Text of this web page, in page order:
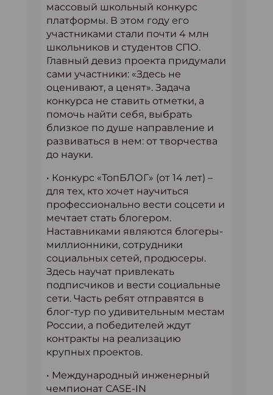
массовый школьный конкурс
платформы. В этом году его
участниками стали почти 4 млн
школьников и студентов СПО.
Главный девиз проекта придумали
сами участники: «Здесь не
оценивают, а ценят». Задача
конкурса не ставить отметки, а
помочь найти себя, выбрать
близкое по душе направление и
развиваться в нем: от творчества
до науки.
• Конкурс «ТопБЛОГ» (от 14 лет) –
для тех, кто хочет научиться
профессионально вести соцсети и
мечтает стать блогером.
Наставниками являются блогеры-
миллионники, сотрудники
социальных сетей, продюсеры.
Здесь научат привлекать
подписчиков и вести социальные
сети. Часть ребят отправятся в
блог-тур по удивительным местам
России, а победителей ждут
контракты на реализацию
крупных проектов.
• Международный инженерный
чемпионат CASE-IN